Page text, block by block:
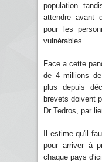
population
attendre avant
pour les
Face a cette
de 4 millions
plus depuis
brevets doivent
Dr Tedros, par
Il estime qu'il
pour arriver à
chaque pays